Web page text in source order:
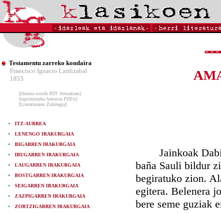
Testamentu zarreko kondaira
Francisco Ignacio Lardizabal
1855
[liburua osorik RTF formatuan]
[inprimitzeko bertsioa PDFn]
[Literaturaren Zubitegia]
ITZ-AURREA
LENENGO IRAKURGAIA
BIGARREN IRAKURGAIA
IRUGARREN IRAKURGAIA
LAUGARREN IRAKURGAIA
BOSTGARREN IRAKURGAIA
SEIGARREN IRAKURGAIA
ZAZPIGARREN IRAKURGAIA
ZORTZIGARREN IRAKURGAIA
Jainkoak Dabid
baña Sauli bildur
begiratuko zion.
egitera. Belenera
bere seme guziak